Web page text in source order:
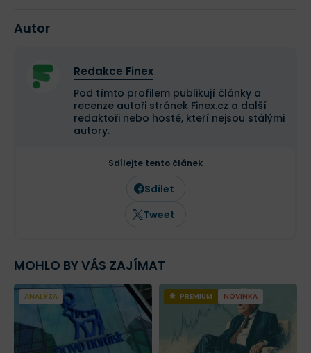
Autor
Redakce Finex
Pod tímto profilem publikují články a
recenze autoři stránek Finex.cz a další
redaktoři nebo hosté, kteří nejsou stálými
autory.
Sdílejte tento článek
Sdílet
Tweet
MOHLO BY VÁS ZAJÍMAT
ANALÝZA PREMIUM NOVINKA